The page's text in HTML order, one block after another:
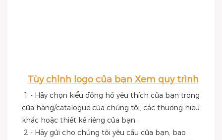
Tùy chỉnh logo của bạn Xem quy trình
1 - Hãy chọn kiểu đồng hồ yêu thích của bạn trong
cửa hàng/catalogue của chúng tôi, các thương hiệu
khác hoặc thiết kế riêng của bạn.